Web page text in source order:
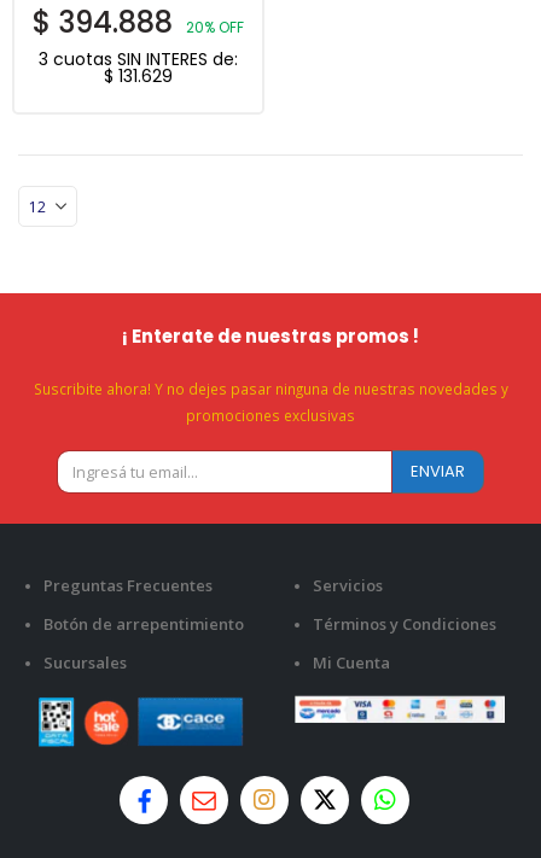
$ 394.888 20% OFF
3 cuotas SIN INTERES de:
$ 131.629
¡ Enterate de nuestras promos !
Suscribite ahora! Y no dejes pasar ninguna de nuestras novedades y
promociones exclusivas
Preguntas Frecuentes
Botón de arrepentimiento
Sucursales
Servicios
Términos y Condiciones
Mi Cuenta